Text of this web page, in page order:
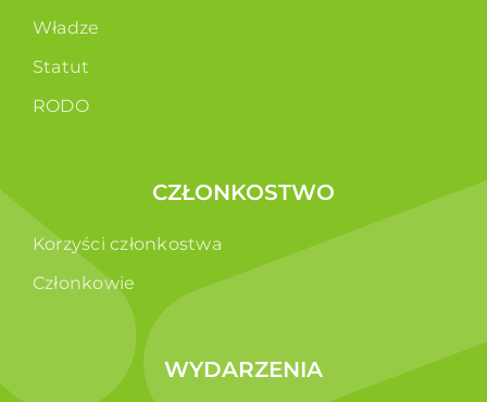
Władze
Statut
RODO
CZŁONKOSTWO
Korzyści członkostwa
Członkowie
WYDARZENIA